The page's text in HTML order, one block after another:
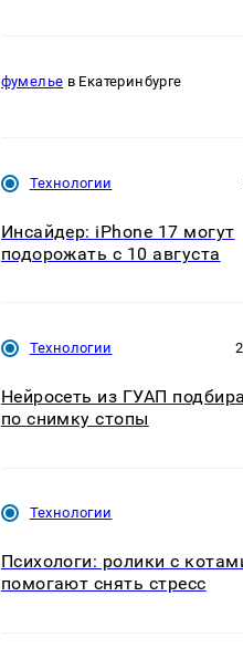
фумелье в Екатеринбурге
Технологии
Инсайдер: iPhone 17 могут
подорожать с 10 августа
Технологии
Нейросеть из ГУАП
по снимку стопы
Технологии
Психологи: ролики с
помогают снять стресс